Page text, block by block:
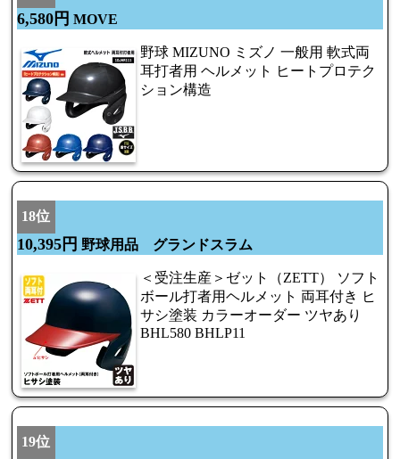
6,580円 MOVE
野球 MIZUNO ミズノ 一般用 軟式両
耳打者用 ヘルメット ヒートプロテク
ション構造
18位
10,395円 野球用品 グランドスラム
＜受注生産＞ゼット（ZETT） ソフト
ボール打者用ヘルメット 両耳付き ヒ
サシ塗装 カラーオーダー ツヤあり
BHL580 BHLP11
19位